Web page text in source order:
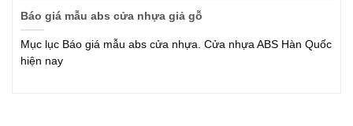
Báo giá mẫu abs cửa nhựa giả gỗ
Mục lục Báo giá mẫu abs cửa nhựa. Cửa nhựa ABS Hàn Quốc
hiện nay